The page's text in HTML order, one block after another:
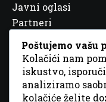
Javni oglasi
Partneri
© 2026 Sva
Poštujemo vašu
Kolačići nam
iskustvo,
analiziramo
kolačiće želite